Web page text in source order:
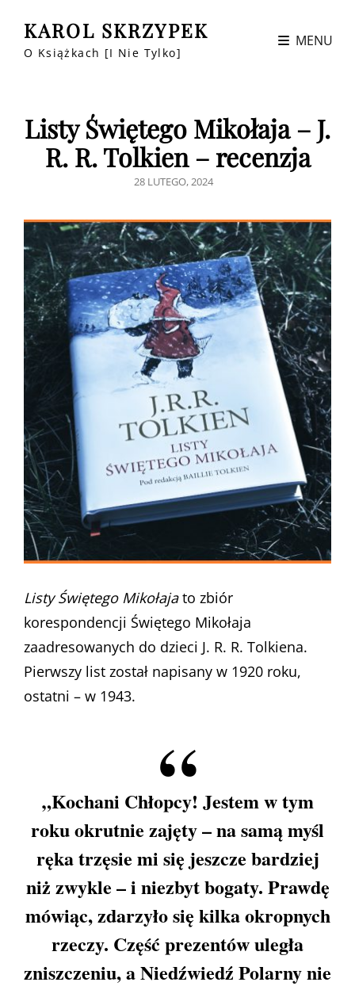
KAROL SKRZYPEK
O Książkach [i Nie Tylko]
MENU
Listy Świętego Mikołaja – J.
R. R. Tolkien – recenzja
POSTED
28 LUTEGO, 2024
Listy Świętego Mikołajato zbiór
korespondencji Świętego Mikołaja
zaadresowanych do dzieci J. R. R. Tolkiena.
Pierwszy list został napisany w 1920 roku,
ostatni – w 1943.
„Kochani Chłopcy! Jestem w tym
roku okrutnie zajęty – na samą myśl
ręka trzęsie mi się jeszcze bardziej
niż zwykle – i niezbyt bogaty. Prawdę
mówiąc, zdarzyło się kilka okropnych
rzeczy. Część prezentów uległa
zniszczeniu, a Niedźwiedź Polarny nie